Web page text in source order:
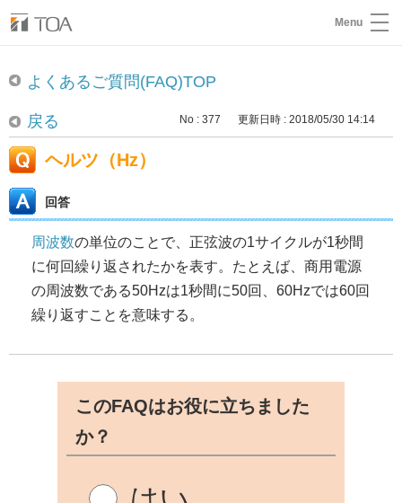
Menu
よくあるご質問(FAQ)TOP
戻る No : 377 更新日時 : 2018/05/30 14:14
ヘルツ（Hz）
回答
周波数の単位のことで、正弦波の1サイクルが1秒間
に何回繰り返されたかを表す。たとえば、商用電源
の周波数である50Hzは1秒間に50回、60Hzでは60回
繰り返すことを意味する。
このFAQはお役に立ちました
か？